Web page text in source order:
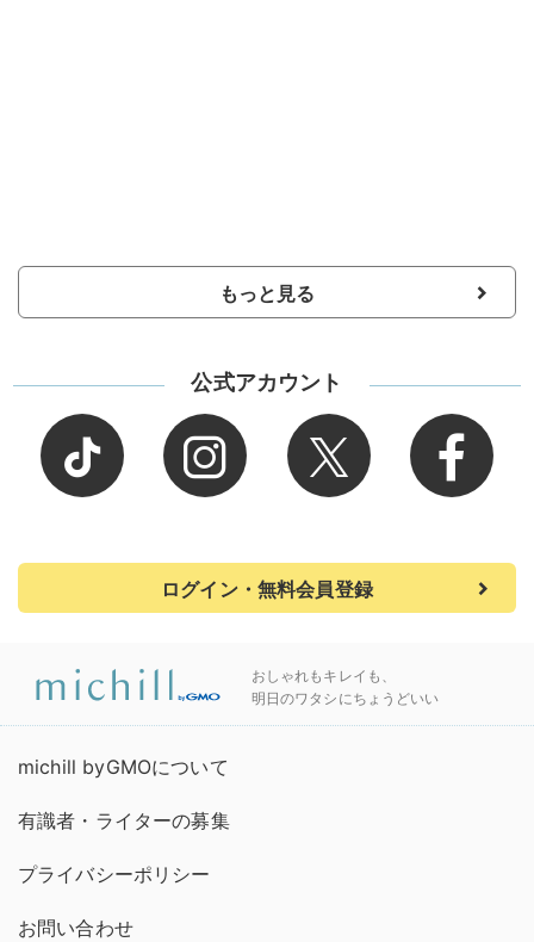
もっと見る
公式アカウント
ログイン・無料会員登録
おしゃれもキレイも、
明日のワタシにちょうどいい
michill byGMOについて
有識者・ライターの募集
プライバシーポリシー
お問い合わせ